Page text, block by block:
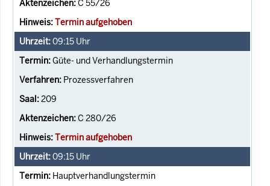
C 55/26
Termin aufgehoben
09:15 Uhr
Güte- und Verhandlungstermin
Prozessverfahren
209
C 280/26
Termin aufgehoben
09:15 Uhr
Hauptverhandlungstermin